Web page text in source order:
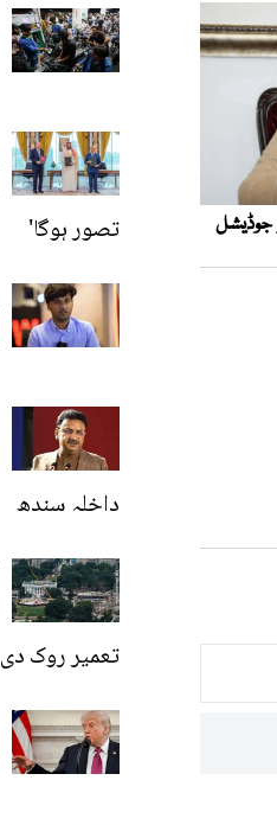
تصور ہوگا'
داخلہ سندھ
تعمیر روک دی